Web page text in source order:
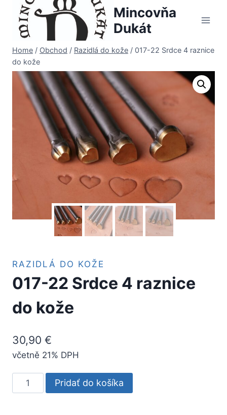
content
Mincovňa
Dukát
Home / Obchod / Razidlá do kože / 017-22 Srdce 4 raznice
do kože
RAZIDLÁ DO KOŽE
017-22 Srdce 4 raznice
do kože
30,90 €
včetně 21% DPH
množstvo
017-
Pridať do košíka